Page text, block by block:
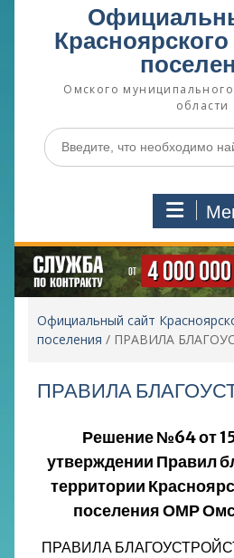
Красноярского
Омского
области
Поиск
по:
Официальный сайт
поселения / ПРАВИЛА
ПРАВИЛА
Решение №64 от
утверждении Правил
территории
поселения ОМР
ПРАВИЛА